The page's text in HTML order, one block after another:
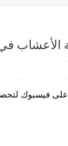
الأعشاب
على فيسبوك